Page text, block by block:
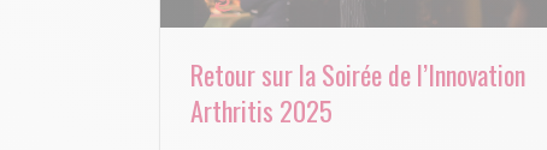
Retour sur la Soirée de l’Innovation
Arthritis 2025